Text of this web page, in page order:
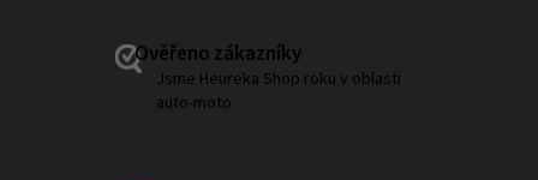
Ověřeno zákazníky
Jsme Heureka Shop roku v oblasti
auto-moto